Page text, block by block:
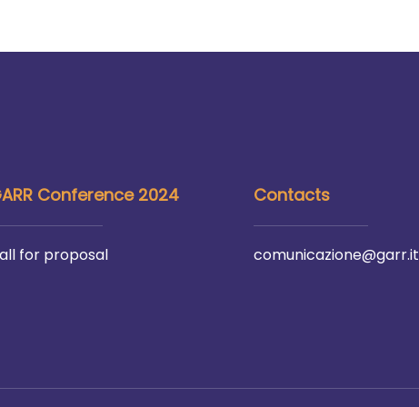
Conference 2024
for proposal
Contacts
comunicazione@garr.it